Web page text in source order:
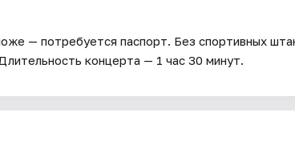
— потребуется паспорт. Без спортивных
концерта — 1 час 30 минут.